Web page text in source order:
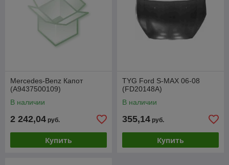
Mercedes-Benz Капот
(A9437500109)
В наличии
2 242,04 руб.
Купить
TYG Ford S-MAX 06-08
(FD20148A)
В наличии
355,14 руб.
Купить